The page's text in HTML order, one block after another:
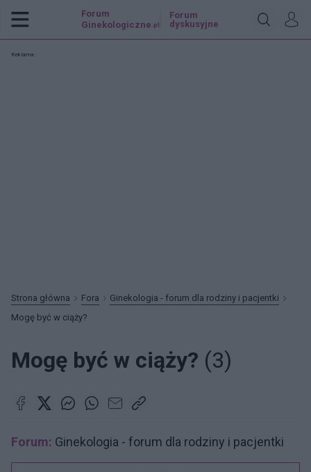
Forum
Ginekologiczne .pl
Forum
dyskusyjne
Reklama:
Strona główna Fora
Ginekologia - forum dla rodziny i pacjentki
Mogę być w ciąży?
Mogę być w ciąży? (3)
Forum: Ginekologia - forum dla rodziny i pacjentki